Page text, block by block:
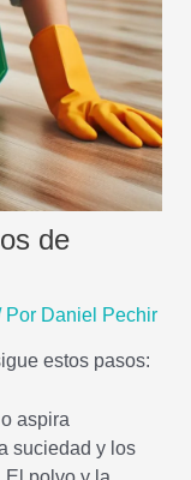
de
Por Daniel Pechir
estos pasos:
aspira
suciedad y los